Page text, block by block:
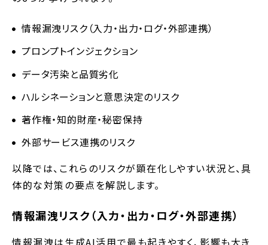
情報漏洩リスク（入力・出力・ログ・外部連携）
プロンプトインジェクション
データ汚染と品質劣化
ハルシネーションと意思決定のリスク
著作権・知的財産・秘密保持
外部サービス連携のリスク
以降では、これらのリスクが顕在化しやすい状況と、具
体的な対策の要点を解説します。
情報漏洩リスク（入力・出力・ログ・外部連携）
情報漏洩は生成AI活用で最も起きやすく、影響も大き